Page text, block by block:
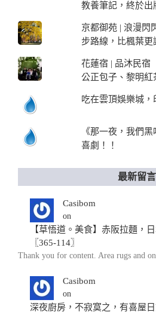
教養筆記，終於出
京都御苑 | 浪漫閃
步路線，比楓葉更
花蓮宿 | 品沐民宿
公正包子、黎明紅
吃在雲頂娛樂城，
《那一夜，我們
喜劇！！
最新留言
Casibom
on
【草悟道。美食】赤阪拉麵，
〖365-114〗
Thank you for content. Area rugs and
Casibom
on
深夜廚房，不寂寞之，有喜屋